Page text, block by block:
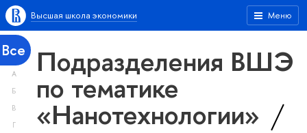
Меню
Высшая школа экономики
Все
А
Б
В
Г
Подразделения ВШЭ
по тематике
«Нанотехнологии»